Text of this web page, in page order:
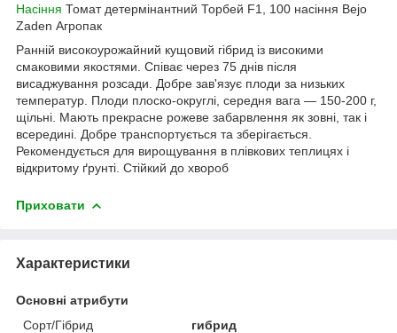
Насіння Томат детермінантний Торбей F1, 100 насіння Bejo
Zaden Агропак
Ранній високоурожайний кущовий гібрид із високими
смаковими якостями. Співає через 75 днів після
висаджування розсади. Добре зав'язує плоди за низьких
температур. Плоди плоско-округлі, середня вага — 150-200 г,
щільні. Мають прекрасне рожеве забарвлення як зовні, так і
всередині. Добре транспортується та зберігається.
Рекомендується для вирощування в плівкових теплицях і
відкритому ґрунті. Стійкий до хвороб
Приховати
Характеристики
Основні атрибути
Сорт/Гібрид
гибрид